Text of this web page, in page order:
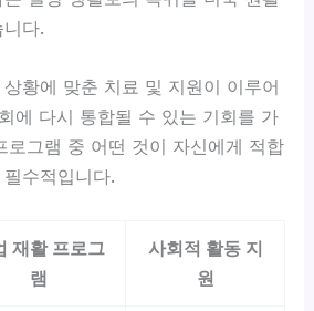
다.
황에 맞춘 치료 및 지원이 이루어
에 다시 통합될 수 있는 기회를 가
로그램 중 어떤 것이 자신에게 적합
수적입니다.
재활 프로그
램
사회적 활동 지
원